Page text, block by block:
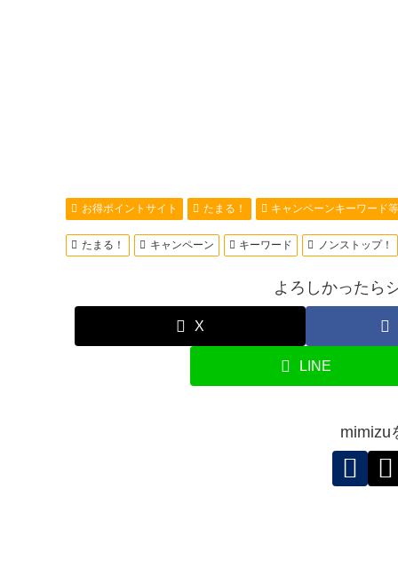
お得ポイントサイト たまる！ キャンペーンキーワード等
たまる！ キャンペーン キーワード ノンストップ！
よろしかったら
X
LINE
mimizu